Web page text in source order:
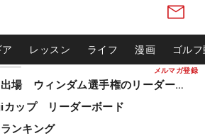
メルマガ登録
ア レッスン ライフ 漫画 ゴル
松山英樹ら出場 ウィンダム選手権のリーダーボード
カップ リーダーボード
ンキング